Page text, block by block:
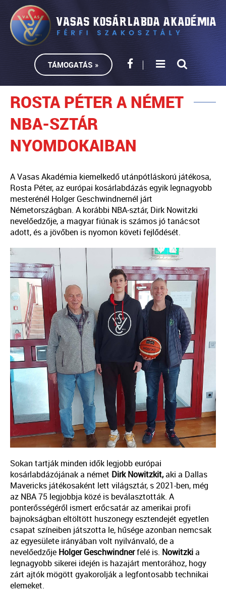
TÁMOGATÁS »
ROSTA PÉTER A NÉMET
NBA-SZTÁR
NYOMDOKAIBAN
A Vasas Akadémia kiemelkedő utánpótláskorú játékosa,
Rosta Péter, az európai kosárlabdázás egyik legnagyobb
mesterénél Holger Geschwindnernél járt
Németországban. A korábbi NBA-sztár, Dirk Nowitzki
nevelőedzője, a magyar fiúnak is számos jó tanácsot
adott, és a jövőben is nyomon követi fejlődését.
Sokan tartják minden idők legjobb európai
kosárlabdázójának a német Dirk Nowitzkit,aki a Dallas
Mavericks játékosaként lett világsztár, s 2021-ben, még
az NBA 75 legjobbja közé is beválasztották. A
ponterősségéről ismert erőcsatár az amerikai profi
bajnokságban eltöltött huszonegy esztendejét egyetlen
csapat színeiben játszotta le, hűsége azonban nemcsak
az egyesülete irányában volt nyilvánvaló, de a
nevelőedzője Holger Geschwindnerfelé is. Nowitzkia
legnagyobb sikerei idején is hazajárt mentorához, hogy
zárt ajtók mögött gyakorolják a legfontosabb technikai
elemeket.